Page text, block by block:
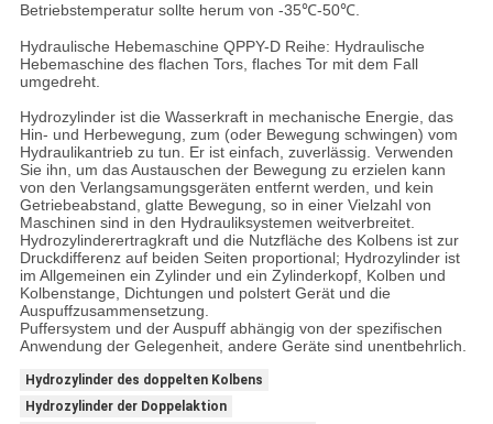
Betriebstemperatur sollte herum von -35℃-50℃.
Hydraulische Hebemaschine QPPY-D Reihe: Hydraulische
Hebemaschine des flachen Tors, flaches Tor mit dem Fall
umgedreht.
Hydrozylinder ist die Wasserkraft in mechanische Energie, das
Hin- und Herbewegung, zum (oder Bewegung schwingen) vom
Hydraulikantrieb zu tun. Er ist einfach, zuverlässig. Verwenden
Sie ihn, um das Austauschen der Bewegung zu erzielen kann
von den Verlangsamungsgeräten entfernt werden, und kein
Getriebeabstand, glatte Bewegung, so in einer Vielzahl von
Maschinen sind in den Hydrauliksystemen weitverbreitet.
Hydrozylinderertragkraft und die Nutzfläche des Kolbens ist zur
Druckdifferenz auf beiden Seiten proportional; Hydrozylinder ist
im Allgemeinen ein Zylinder und ein Zylinderkopf, Kolben und
Kolbenstange, Dichtungen und polstert Gerät und die
Auspuffzusammensetzung.
Puffersystem und der Auspuff abhängig von der spezifischen
Anwendung der Gelegenheit, andere Geräte sind unentbehrlich.
Hydrozylinder des doppelten Kolbens
Hydrozylinder der Doppelaktion